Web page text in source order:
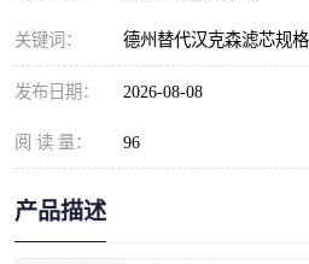
关键词： 德州替代汉克森滤芯规格
发布日期： 2026-08-08
阅 读 量： 96
产品描述